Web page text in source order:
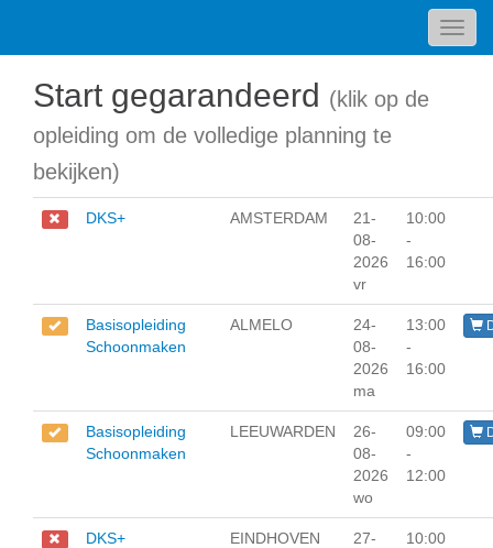
Start gegarandeerd (klik op de
opleiding om de volledige planning te
bekijken)
DKS+ AMSTERDAM
21-
08-
2026
vr
10:00
-
16:00
Basisopleiding
Schoonmaken
ALMELO
24-
08-
2026
ma
13:00
-
16:00
Basisopleiding
Schoonmaken
LEEUWARDEN
26-
08-
2026
wo
09:00
-
12:00
DKS+ EINDHOVEN
27-
10:00